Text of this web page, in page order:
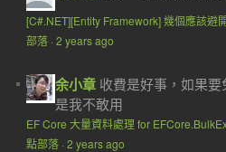
[C#.NET][Entity Framework] 幾個應該避
部落· 2 years ago
余小章 收費是好事，如果
是我不敢用
EF Core 大量資料處理 for
點部落· 2 years ago